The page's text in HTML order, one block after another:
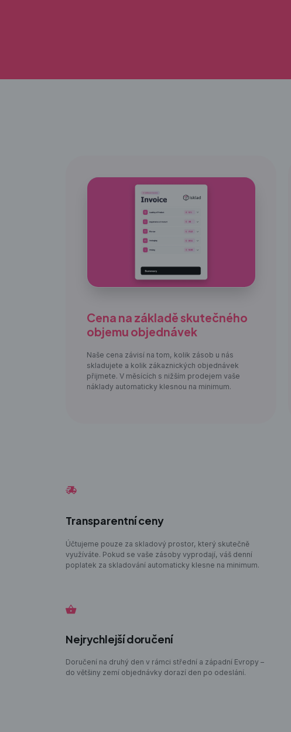
Cena na základě skutečného
objemu objednávek
Naše cena závisí na tom, kolik zásob u nás
skladujete a kolik zákaznických objednávek
přijmete. V měsících s nižším prodejem vaše
náklady automaticky klesnou na minimum.
Transparentní ceny
Účtujeme pouze za skladový prostor, který skutečně
využíváte. Pokud se vaše zásoby vyprodají, váš denní
poplatek za skladování automaticky klesne na minimum.
Nejrychlejší doručení
Doručení na druhý den v rámci střední a západní Evropy –
do většiny zemí objednávky dorazí den po odeslání.